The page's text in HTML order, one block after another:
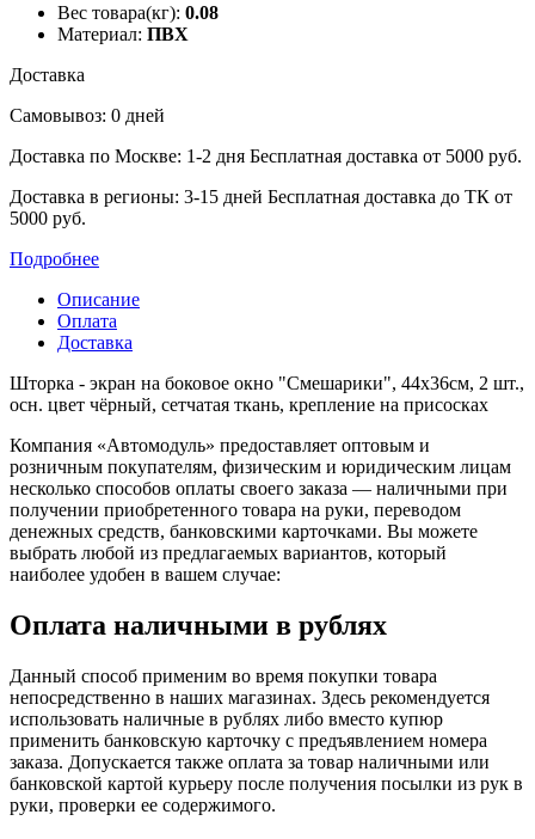
Вес товара(кг): 0.08
Материал: ПВХ
Доставка
Самовывоз: 0 дней
Доставка по Москве: 1-2 дня Бесплатная доставка от 5000 руб.
Доставка в регионы: 3-15 дней Бесплатная доставка до ТК от
5000 руб.
Подробнее
Описание
Оплата
Доставка
Шторка - экран на боковое окно "Смешарики", 44х36см, 2 шт.,
осн. цвет чёрный, сетчатая ткань, крепление на присосках
Компания «Автомодуль» предоставляет оптовым и
розничным покупателям, физическим и юридическим лицам
несколько способов оплаты своего заказа — наличными при
получении приобретенного товара на руки, переводом
денежных средств, банковскими карточками. Вы можете
выбрать любой из предлагаемых вариантов, который
наиболее удобен в вашем случае:
Оплата наличными в рублях
Данный способ применим во время покупки товара
непосредственно в наших магазинах. Здесь рекомендуется
использовать наличные в рублях либо вместо купюр
применить банковскую карточку с предъявлением номера
заказа. Допускается также оплата за товар наличными или
банковской картой курьеру после получения посылки из рук в
руки, проверки ее содержимого.